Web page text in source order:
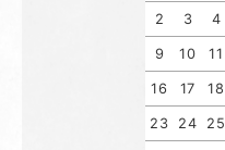
2 3 4
9 10 11
16 17 18
23 24 25